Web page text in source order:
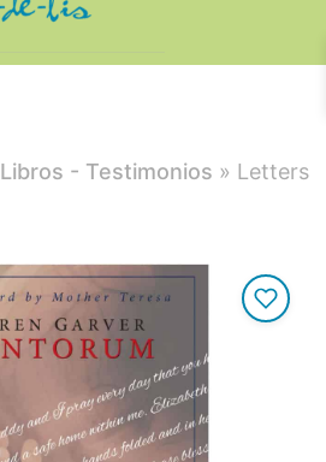
Libros - Testimonios » Letters